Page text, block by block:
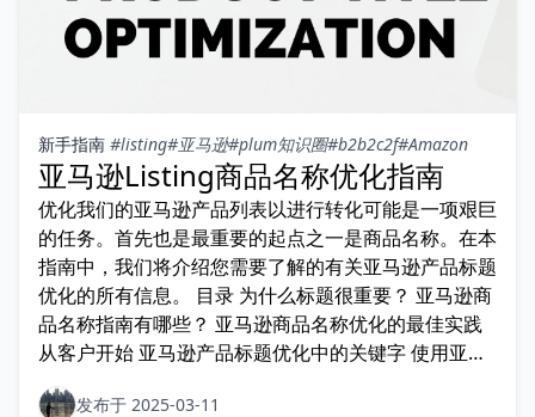
新手指南 #listing#亚马逊#plum知识圈#b2b2c2f#Amazon
亚马逊Listing商品名称优化指南
优化我们的亚马逊产品列表以进行转化可能是一项艰巨
的任务。首先也是最重要的起点之一是商品名称。在本
指南中，我们将介绍您需要了解的有关亚马逊产品标题
优化的所有信息。 目录 为什么标题很重要？ 亚马逊商
品名称指南有哪些？ 亚马逊商品名称优化的最佳实践
从客户开始 亚马逊产品标题优化中的关键字 使用亚马
逊卖
发布于 2025-03-11